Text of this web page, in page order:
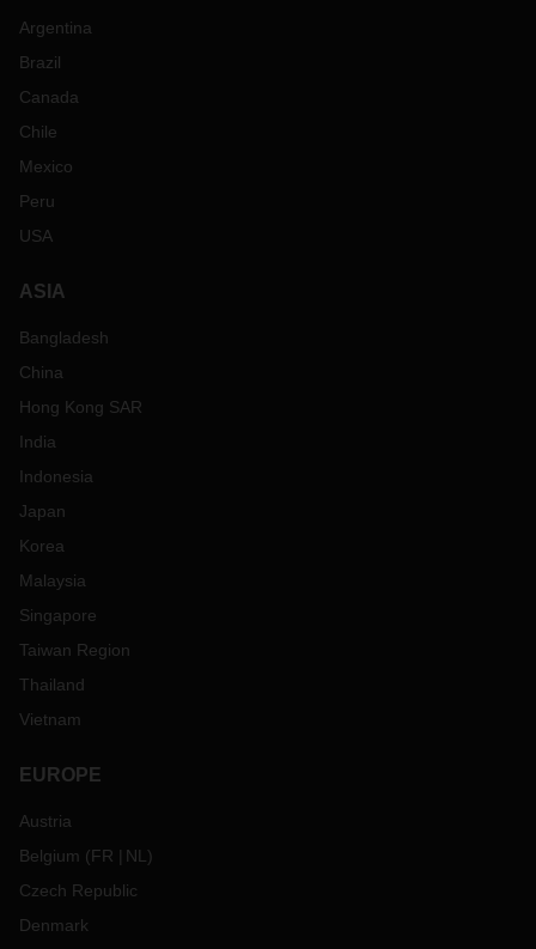
Argentina
Brazil
Canada
Chile
Mexico
Peru
USA
ASIA
Bangladesh
China
Hong Kong SAR
India
Indonesia
Japan
Korea
Malaysia
Singapore
Taiwan Region
Thailand
Vietnam
EUROPE
Austria
Belgium (FR NL )
Czech Republic
Denmark